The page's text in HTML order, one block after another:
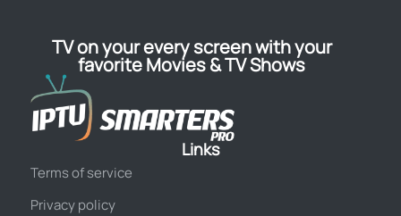
TV on your every screen with your
favorite Movies & TV Shows
Links
Terms of service
Privacy policy